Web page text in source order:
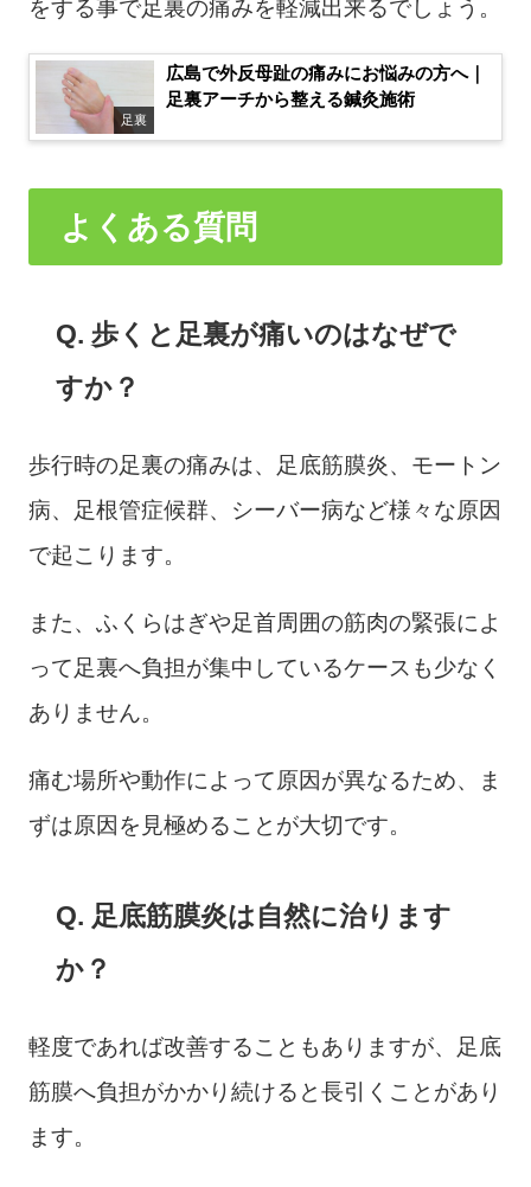
をする事で足裏の痛みを軽減出来るでしょう。
足裏
広島で外反母趾の痛みにお悩みの方へ｜
足裏アーチから整える鍼灸施術
よくある質問
Q. 歩くと足裏が痛いのはなぜで
すか？
歩行時の足裏の痛みは、足底筋膜炎、モートン
病、足根管症候群、シーバー病など様々な原因
で起こります。
また、ふくらはぎや足首周囲の筋肉の緊張によ
って足裏へ負担が集中しているケースも少なく
ありません。
痛む場所や動作によって原因が異なるため、ま
ずは原因を見極めることが大切です。
Q. 足底筋膜炎は自然に治ります
か？
軽度であれば改善することもありますが、足底
筋膜へ負担がかかり続けると長引くことがあり
ます。